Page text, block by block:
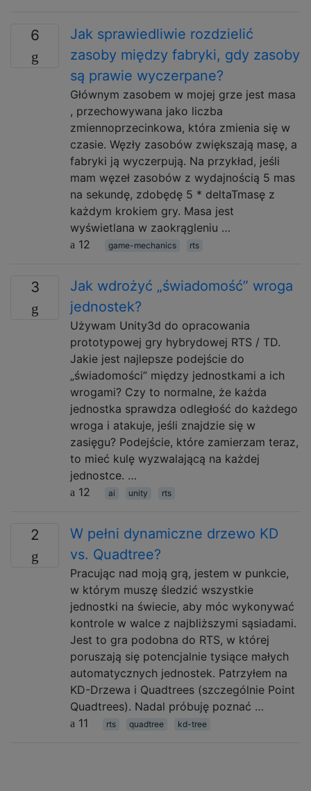
6
Jak sprawiedliwie rozdzielić
zasoby między fabryki, gdy zasoby
są prawie wyczerpane?
Głównym zasobem w mojej grze jest masa
, przechowywana jako liczba
zmiennoprzecinkowa, która zmienia się w
czasie. Węzły zasobów zwiększają masę, a
fabryki ją wyczerpują. Na przykład, jeśli
mam węzeł zasobów z wydajnością 5 mas
na sekundę, zdobędę 5 * deltaTmasę z
każdym krokiem gry. Masa jest
wyświetlana w zaokrągleniu …
12
game-mechanics rts
3
Jak wdrożyć „świadomość” wroga
jednostek?
Używam Unity3d do opracowania
prototypowej gry hybrydowej RTS / TD.
Jakie jest najlepsze podejście do
„świadomości” między jednostkami a ich
wrogami? Czy to normalne, że każda
jednostka sprawdza odległość do każdego
wroga i atakuje, jeśli znajdzie się w
zasięgu? Podejście, które zamierzam teraz,
to mieć kulę wyzwalającą na każdej
jednostce. …
12
ai unity rts
2
W pełni dynamiczne drzewo KD
vs. Quadtree?
Pracując nad moją grą, jestem w punkcie,
w którym muszę śledzić wszystkie
jednostki na świecie, aby móc wykonywać
kontrole w walce z najbliższymi sąsiadami.
Jest to gra podobna do RTS, w której
poruszają się potencjalnie tysiące małych
automatycznych jednostek. Patrzyłem na
KD-Drzewa i Quadtrees (szczególnie Point
Quadtrees). Nadal próbuję poznać …
11
rts quadtree kd-tree